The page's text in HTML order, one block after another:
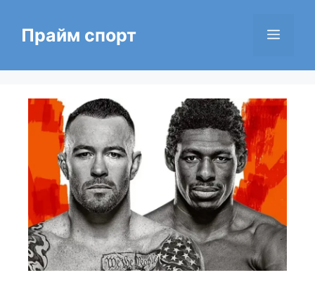
содержимому
Прайм спорт Меню